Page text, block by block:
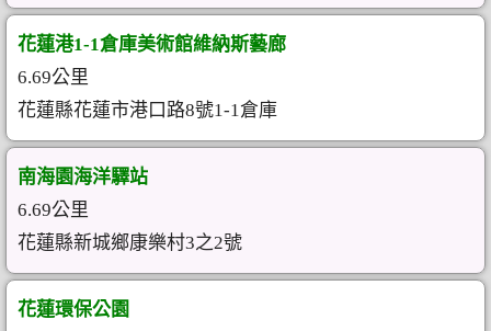
花蓮港1-1倉庫美術館維納斯藝廊
6.69公里
花蓮縣花蓮市港口路8號1-1倉庫
南海園海洋驛站
6.69公里
花蓮縣新城鄉康樂村3之2號
花蓮環保公園